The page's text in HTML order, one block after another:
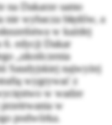
na Dakarze samo
nie wybacza błędów, a
w każdej
6. edycji Dakar
„ukończenia
Saudyjskiej najwyżej
wygrywać z
w wadze
w
podwórka.